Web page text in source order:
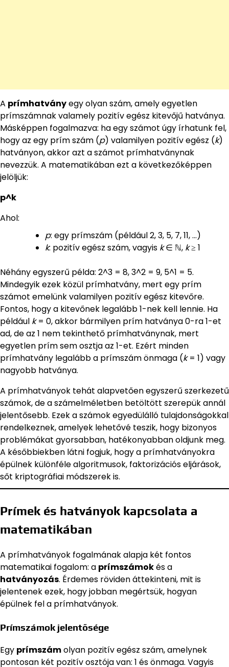
A prímhatványegy olyan szám, amely egyetlen
prímszámnak valamely pozitív egész kitevőjű hatványa.
Másképpen fogalmazva: ha egy számot úgy írhatunk fel,
hogy az egy prím szám (p) valamilyen pozitív egész (k)
hatványon, akkor azt a számot prímhatványnak
nevezzük. A matematikában ezt a következőképpen
jelöljük:
p^k
Ahol:
p: egy prímszám (például 2, 3, 5, 7, 11, …)
k: pozitív egész szám, vagyis k∈ ℕ, k≥ 1
Néhány egyszerű példa: 2^3 = 8, 3^2 = 9, 5^1 = 5.
Mindegyik ezek közül prímhatvány, mert egy prím
számot emelünk valamilyen pozitív egész kitevőre.
Fontos, hogy a kitevőnek legalább 1-nek kell lennie. Ha
például k= 0, akkor bármilyen prím hatványa 0-ra 1-et
ad, de az 1 nem tekinthető prímhatványnak, mert
egyetlen prím sem osztja az 1-et. Ezért minden
prímhatvány legalább a prímszám önmaga (k= 1) vagy
nagyobb hatványa.
A prímhatványok tehát alapvetően egyszerű szerkezetű
számok, de a számelméletben betöltött szerepük annál
jelentősebb. Ezek a számok egyedülálló tulajdonságokkal
rendelkeznek, amelyek lehetővé teszik, hogy bizonyos
problémákat gyorsabban, hatékonyabban oldjunk meg.
A későbbiekben látni fogjuk, hogy a prímhatványokra
épülnek különféle algoritmusok, faktorizációs eljárások,
sőt kriptográfiai módszerek is.
Prímek és hatványok kapcsolata a
matematikában
A prímhatványok fogalmának alapja két fontos
matematikai fogalom: a prímszámokés a
hatványozás. Érdemes röviden áttekinteni, mit is
jelentenek ezek, hogy jobban megértsük, hogyan
épülnek fel a prímhatványok.
Prímszámok jelentősége
Egy prímszámolyan pozitív egész szám, amelynek
pontosan két pozitív osztója van: 1 és önmaga. Vagyis